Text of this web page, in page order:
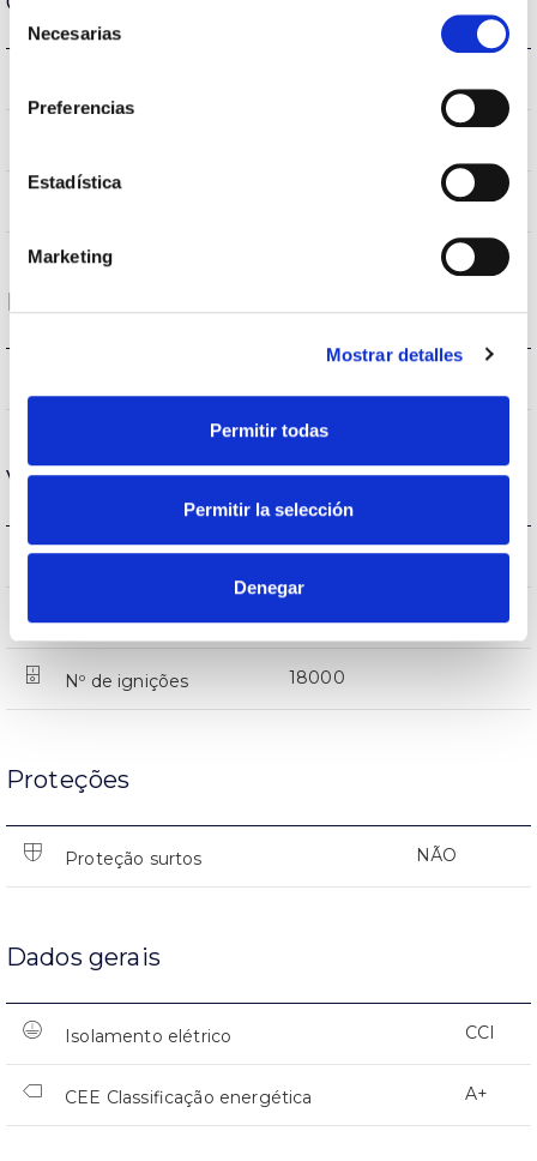
Selección
Necesarias
Preferencias
Estadística
Marketing
Mostrar detalles
Permitir todas
Permitir la selección
Denegar
Branco
Desempenho
Vida
Vida (L70B50>)25.000h
Vida
Nº de ignições 18000
Proteções
Proteção surtos NÃO
Dados gerais
Isolamento elétrico CCI
CEE Classificação energética A+